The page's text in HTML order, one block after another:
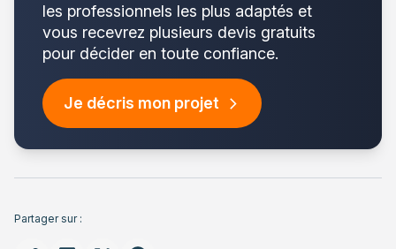
les professionnels les plus adaptés et
vous recevrez plusieurs devis gratuits
pour décider en toute confiance.
Je décris mon projet
Partager sur :